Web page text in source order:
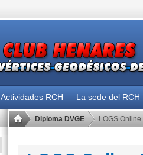
Actividades RCH La sede del RCH
Diploma DVGE LOGS Online